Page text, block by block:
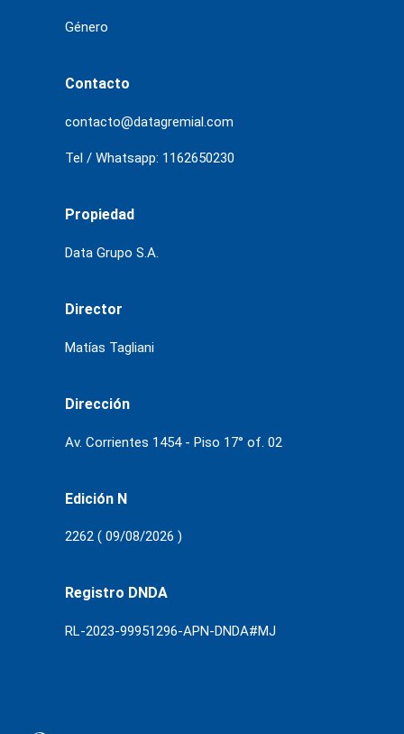
Género
Contacto
contacto@datagremial.com
Tel / Whatsapp: 1162650230
Propiedad
Data Grupo S.A.
Director
Matías Tagliani
Dirección
Av. Corrientes 1454 - Piso 17° of. 02
Edición N
2262 ( 09/08/2026 )
Registro DNDA
RL-2023-99951296-APN-DNDA#MJ